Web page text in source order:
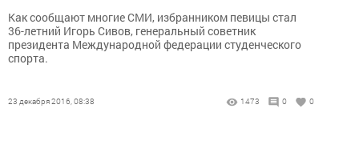
Как сообщают многие СМИ, избранником певицы стал
36-летний Игорь Сивов, генеральный советник
президента Международной федерации студенческого
спорта.
23 декабря 2016, 08:38 1473 0 0